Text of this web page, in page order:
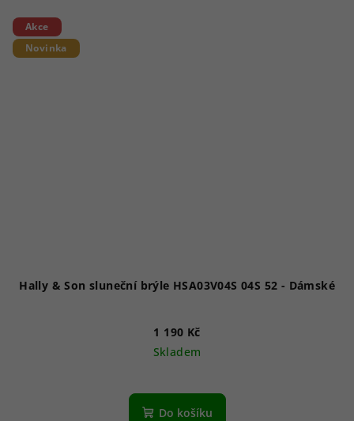
Akce
Novinka
Hally & Son sluneční brýle HSA03V04S 04S 52 - Dámské
1 190 Kč
Skladem
Do košíku